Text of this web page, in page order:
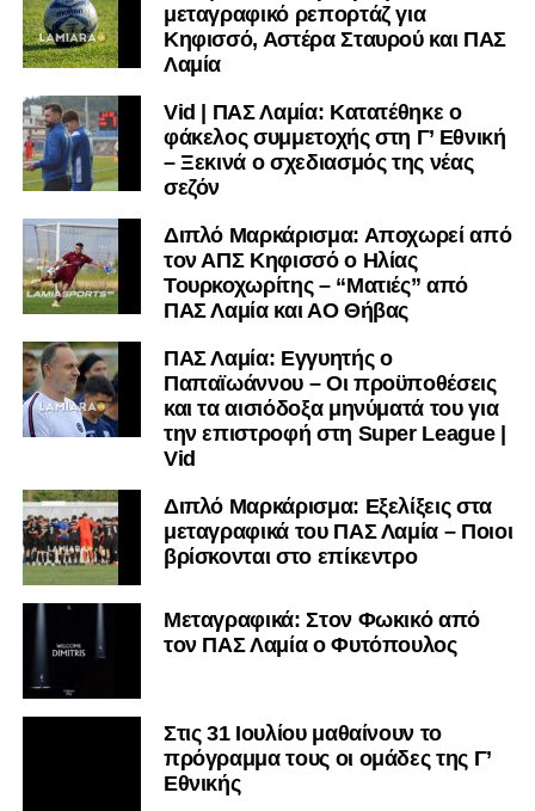
μεταγραφικό ρεπορτάζ για
Κηφισσό, Αστέρα Σταυρού και ΠΑΣ
Λαμία
Vid | ΠΑΣ Λαμία: Κατατέθηκε ο
φάκελος συμμετοχής στη Γ’ Εθνική
– Ξεκινά ο σχεδιασμός της νέας
σεζόν
Διπλό Μαρκάρισμα: Αποχωρεί από
τον ΑΠΣ Κηφισσό ο Ηλίας
Τουρκοχωρίτης – “Ματιές” από
ΠΑΣ Λαμία και ΑΟ Θήβας
ΠΑΣ Λαμία: Εγγυητής ο
Παπαϊωάννου – Οι προϋποθέσεις
και τα αισιόδοξα μηνύματά του για
την επιστροφή στη Super League |
Vid
Διπλό Μαρκάρισμα: Εξελίξεις στα
μεταγραφικά του ΠΑΣ Λαμία – Ποιοι
βρίσκονται στο επίκεντρο
Μεταγραφικά: Στον Φωκικό από
τον ΠΑΣ Λαμία ο Φυτόπουλος
Στις 31 Ιουλίου μαθαίνουν το
πρόγραμμα τους οι ομάδες της Γ’
Εθνικής